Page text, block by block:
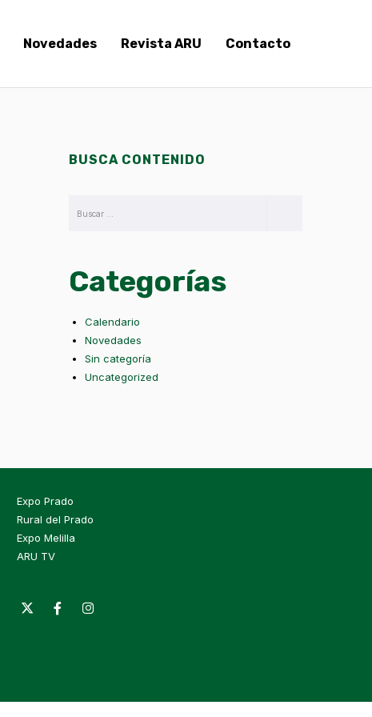
Novedades Revista ARU Contacto
BUSCA CONTENIDO
Categorías
Calendario
Novedades
Sin categoría
Uncategorized
Expo Prado
Rural del Prado
Expo Melilla
ARU TV